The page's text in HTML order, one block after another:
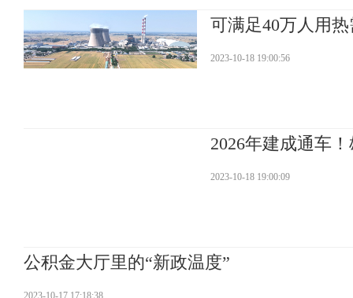
可满足40万人用
2023-10-18 19:00:56
2026年建成通车
2023-10-18 19:00:09
公积金大厅里的“新政温度”
2023-10-17 17:18:38